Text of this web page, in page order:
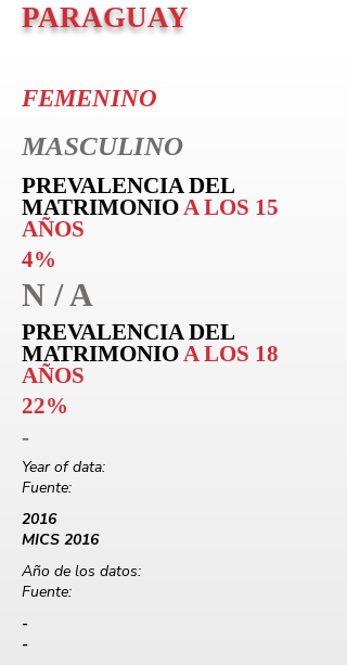
PARAGUAY
FEMENINO
MASCULINO
PREVALENCIA DEL
MATRIMONIOA LOS 15
AÑOS
4%
N / A
PREVALENCIA DEL
MATRIMONIOA LOS 18
AÑOS
22%
-
Year of data:
Fuente:
2016
MICS 2016
Año de los datos:
Fuente:
-
-